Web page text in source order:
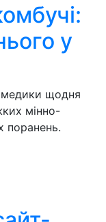
у
медики щодня
мінно-
поранень.